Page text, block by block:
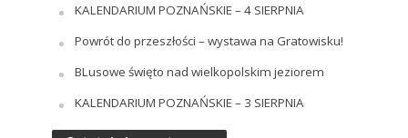
KALENDARIUM POZNAŃSKIE – 4 SIERPNIA
Powrót do przeszłości – wystawa na Gratowisku!
BLusowe święto nad wielkopolskim jeziorem
KALENDARIUM POZNAŃSKIE – 3 SIERPNIA